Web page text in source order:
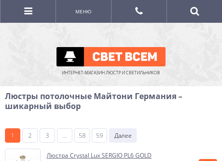
ИНТЕРНЕТ-МАГАЗИН ЛЮСТР И СВЕТИЛЬНИКОВ
МЕНЮ
Люстры потолочные Майтони Германия –
шикарный выбор
1 2 3 ... 58 59 Далее
Люстра Crystal Lux SERGIO PL6 GOLD